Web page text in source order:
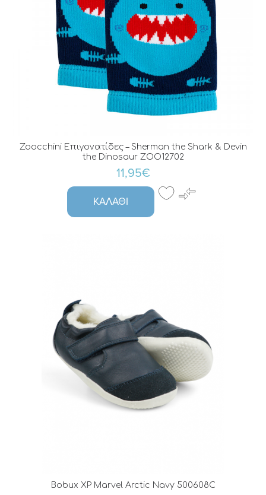
Zoocchini Eπιγονατίδες – Sherman the Shark & Devin
the Dinosaur ZOO12702
11,95€
ΚΑΛΆΘΙ
Bobux XP Marvel Arctic Navy 500608C